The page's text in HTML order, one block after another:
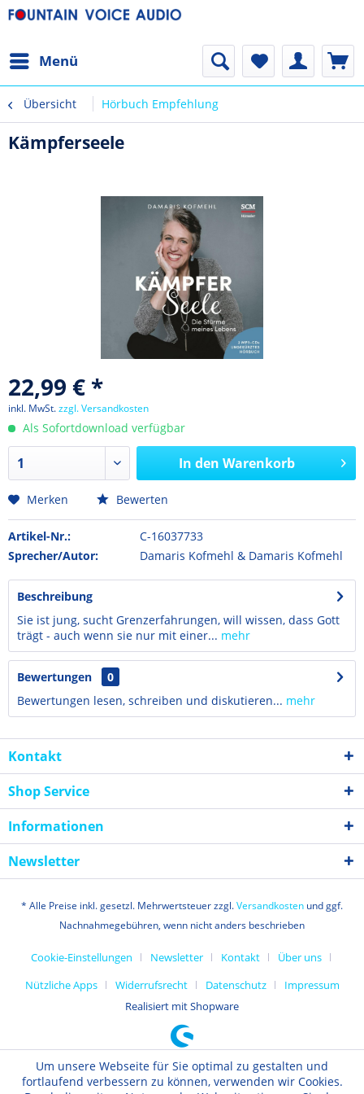
Menü
Übersicht Hörbuch Empfehlung
Kämpferseele
22,99 € *
inkl. MwSt.zzgl. Versandkosten
Als Sofortdownload verfügbar
In den Warenkorb
Merken Bewerten
Artikel-Nr.:
C-16037733
Sprecher/Autor:
Damaris Kofmehl & Damaris Kofmehl
Beschreibung
Sie ist jung, sucht Grenzerfahrungen, will wissen, dass Gott
trägt - auch wenn sie nur mit einer... mehr
Bewertungen
0
Bewertungen lesen, schreiben und diskutieren... mehr
Kontakt
Shop Service
Informationen
Newsletter
* Alle Preise inkl. gesetzl. Mehrwertsteuer zzgl.Versandkosten und ggf.
Nachnahmegebühren, wenn nicht anders beschrieben
Cookie-Einstellungen Newsletter Kontakt
Über uns
Nützliche Apps
Widerrufsrecht Datenschutz
Impressum
Realisiert mit Shopware
Um unsere Webseite für Sie optimal zu gestalten und
fortlaufend verbessern zu können, verwenden wir Cookies.